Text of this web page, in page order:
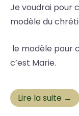
Je voudrai pour
modèle du
le modèle pour
c’est Marie.
Lire la suite →